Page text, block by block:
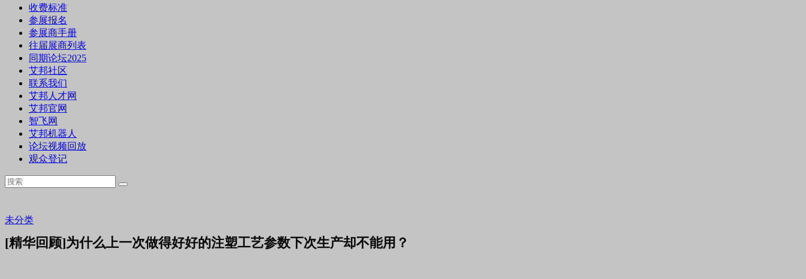
收费标准
参展报名
参展商手册
往届展商列表
同期论坛2025
艾邦社区
联系我们
艾邦人才网
艾邦官网
智飞网
艾邦机器人
论坛视频回放
观众登记
未分类
[精华回顾]为什么上一次做得好好的注塑工艺参数下次生产却不能用？